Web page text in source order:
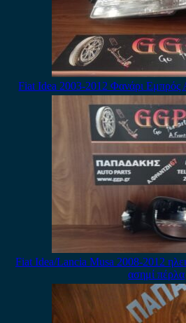
Fiat Idea 2003-2012 Φανάρι
Fiat Idea/Lancia Musa 2008-2012
ασημί πέρλα